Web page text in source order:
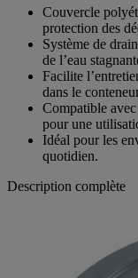
Lien
même
Couvercle
protection des
Système de
de l’eau
Facilite
dans le
Compatible
pour une
Idéal pour les
quotidien.
Description complète